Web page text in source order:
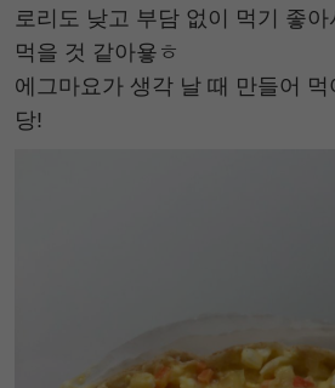
로리도 낮고 부담 없이 먹기 좋
먹을 것 같아욯ㅎ
에그마요가 생각 날 때 만들어
당!